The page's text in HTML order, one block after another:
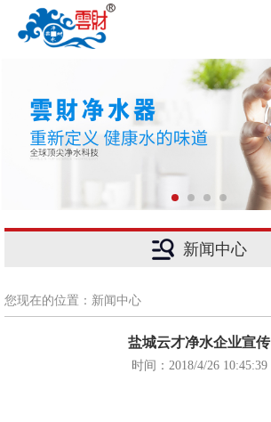
新闻中心
您现在的位置：新闻中心
盐城云才净水企业宣传
时间：2018/4/26 10:45:39